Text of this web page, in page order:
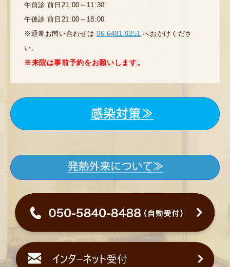
午前診 前日21:00～11:30
午後診 前日21:00～18:00
※通常お問い合わせは06-6491-9251 へおかけくださ
い。
※来院は事前予約をお願いします。